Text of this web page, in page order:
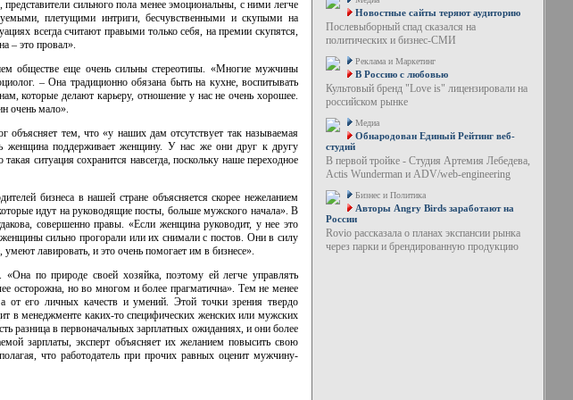
сильного пола менее эмоциональны, с ними легче
плетущими интриги, бесчувственными и скупыми на
всегда считают правыми только себя, на премии скупятся,
– это провал».
обществе еще очень сильны стереотипы. «Многие мужчины
– Она традиционно обязана быть на кухне, воспитывать
которые делают карьеру, отношение у нас не очень хорошее.
очень мало».
тем, что «у наших дам отсутствует так называемая
женщина поддерживает женщину. У нас же они друг к другу
ситуация сохранится навсегда, поскольку наше переходное
бизнеса в нашей стране объясняется скорее нежеланием
идут на руководящие посты, больше мужского начала». В
совершенно правы. «Если женщина руководит, у нее это
сильно прогорали или их снимали с постов. Они в силу
лавировать, и это очень помогает им в бизнесе».
по природе своей хозяйка, поэтому ей легче управлять
осторожна, но во многом и более прагматична». Тем не менее
от его личных качеств и умений. Этой точки зрения твердо
в менеджменте каких-то специфических женских или мужских
разница в первоначальных зарплатных ожиданиях, и они более
зарплаты, эксперт объясняет их желанием повысить свою
что работодатель при прочих равных оценит мужчину-
Новостные сайты теряют аудиторию
Послевыборный спад сказался на
политических и бизнес-СМИ
Реклама и Маркетинг
В Россию с любовью
Культовый бренд "Love is" лицензировали на
российском рынке
Медиа
Обнародован Единый Рейтинг веб-
студий
В первой тройке - Студия Артемия Лебедева,
Actis Wunderman и ADV/web-engineering
Бизнес и Политика
Авторы Angry Birds заработают на
России
Rovio рассказала о планах экспансии рынка
через парки и брендированную продукцию